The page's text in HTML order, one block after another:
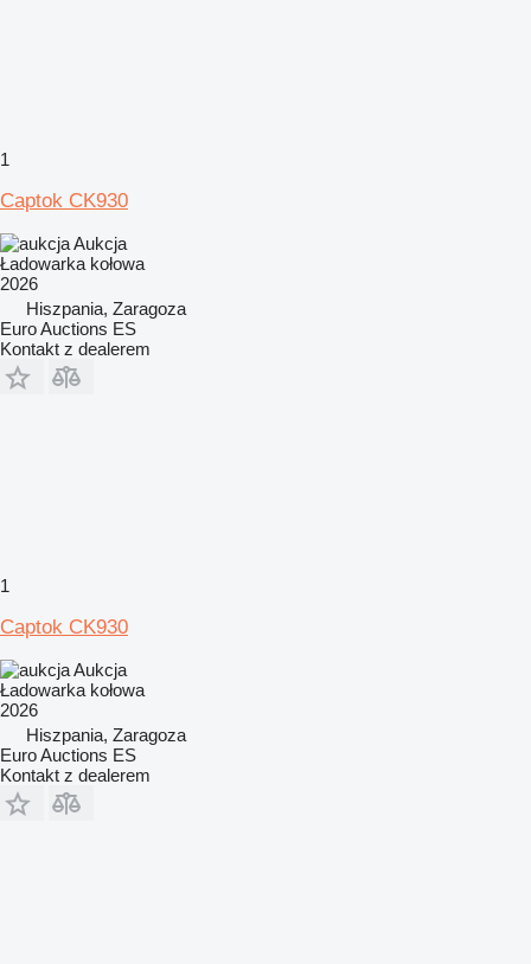
1
Captok CK930
Aukcja
Ładowarka kołowa
2026
Hiszpania, Zaragoza
Euro Auctions ES
Kontakt z dealerem
1
Captok CK930
Aukcja
Ładowarka kołowa
2026
Hiszpania, Zaragoza
Euro Auctions ES
Kontakt z dealerem